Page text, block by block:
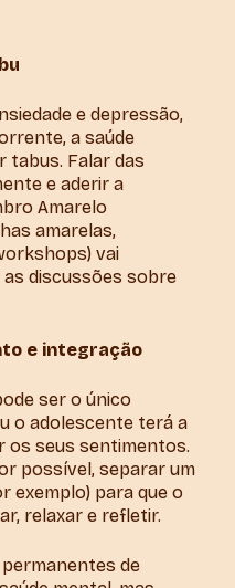
e depressão,
a saúde
tabus. Falar das
e aderir a
Amarelo
amarelas,
vai
discussões sobre
e integração
ser o único
o adolescente terá a
os seus sentimentos.
possível, separar um
exemplo) para que o
relaxar e refletir.
de